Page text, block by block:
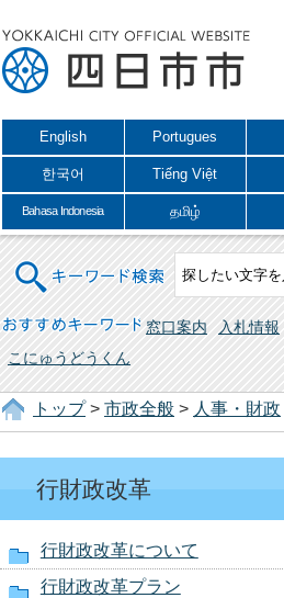
English Portugues
한국어 Tiếng Việt
Bahasa Indonesia தமிழ்
キーワード検索
おすすめキーワード 窓口案内 入札情報
こにゅうどうくん
トップ> 市政全般 > 人事・財政
行財政改革
行財政改革について
行財政改革プラン